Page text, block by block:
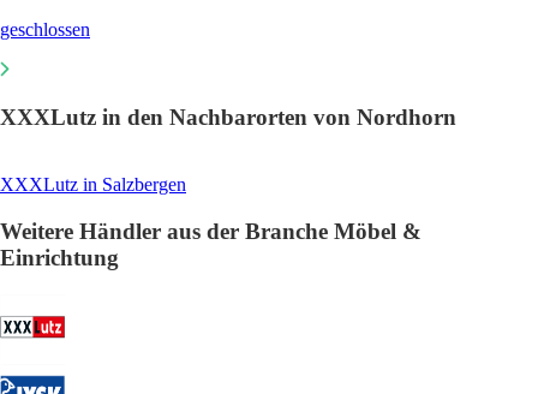
geschlossen
XXXLutz in den Nachbarorten von Nordhorn
XXXLutz in Salzbergen
Weitere Händler aus der Branche Möbel &
Einrichtung